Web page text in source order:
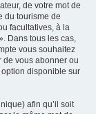
de votre mot de
du tourisme de
facultatives, à la
Dans tous les cas,
vous souhaitez
de vous abonner ou
disponible sur
afin qu’il soit